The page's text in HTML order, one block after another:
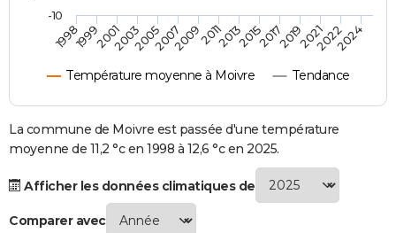
CARTE DE VOEUX
Carte de Noël
Carte Bonne année
Carte Saint-Valentin
Carte Pâques
Carte d'anniversaire
DICTIONNAIRE
Dictionnaire
Biographies
Citations
Expressions
Proverbes
PROGRAMME TV
S'inscrire
Se connecter
Lycées
Collèges
Primaires
Universités
Entreprises
Service militaire
Avis de recherche
AVIS DE DÉCÈS
FORUM
Bricolage
Lifestyle
Culture
Sport
Auto
Television
Voyage
Cinema
Température moyenne à Moivre Tendance
199819992001200320052007200920112013201520172019202120222024
-10
La commune de Moivre est passée d'une température
moyenne de 11,2 °c en 1998 à 12,6 °c en 2025.
Afficher les données climatiques de
Comparer avec